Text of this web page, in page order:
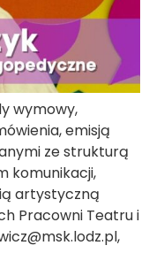
wymowy,
emisją
ze strukturą
komunikacji,
artystyczną
Pracowni Teatru i